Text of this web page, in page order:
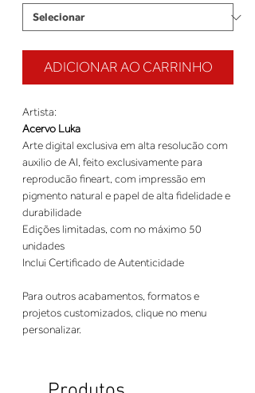
ADICIONAR AO CARRINHO
Artista:
Acervo Luka
Arte digital exclusiva em alta resolucão com
auxilio de AI, feito exclusivamente para
reproducão fineart, com impressão em
pigmento natural e papel de alta fidelidade e
durabilidade
Edições limitadas, com no máximo 50
unidades
Inclui Certificado de Autenticidade
Para outros acabamentos, formatos e
projetos customizados, clique no menu
personalizar.